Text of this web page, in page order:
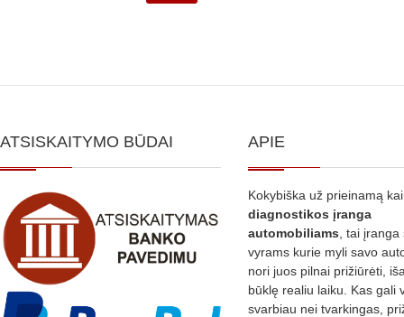
ATSISKAITYMO BŪDAI APIE
Kokybiška už prieinamą
diagnostikos įranga
automobiliams , tai
vyrams kurie myli savo
nori juos pilnai prižiūrėti,
būklę realiu laiku. Kas gali
svarbiau nei tvarkingas,